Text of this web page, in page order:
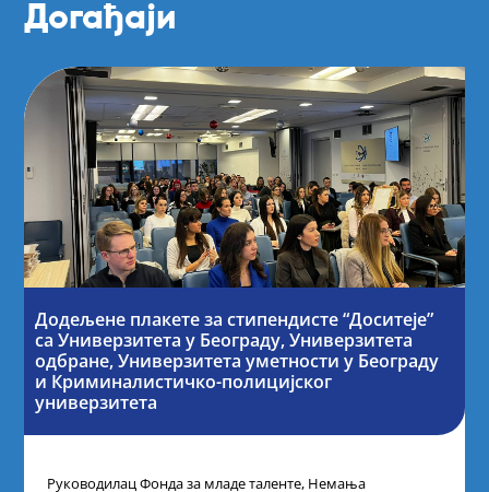
Догађаји
Додељене плакете за стипендисте “Доситеје”
са Универзитета у Београду, Универзитета
одбране, Универзитета уметности у Београду
и Криминалистичко-полицијског
универзитета
Руководилац Фонда за младе таленте, Немања